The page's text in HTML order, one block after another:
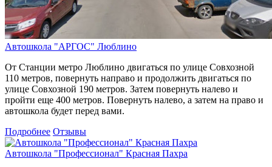
Автошкола "АРГОС" Люблино
От Станции метро Люблино двигаться по улице Совхозной
110 метров, повернуть направо и продолжить двигаться по
улице Совхозной 190 метров. Затем повернуть налево и
пройти еще 400 метров. Повернуть налево, а затем на право и
автошкола будет перед вами.
Подробнее Отзывы
Автошкола "Профессионал" Красная Пахра